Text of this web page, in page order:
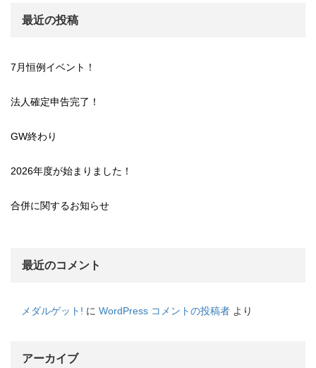
最近の投稿
7月恒例イベント！
法人確定申告完了！
GW終わり
2026年度が始まりました！
合併に関するお知らせ
最近のコメント
メダルゲット! に WordPress コメントの投稿者 より
アーカイブ